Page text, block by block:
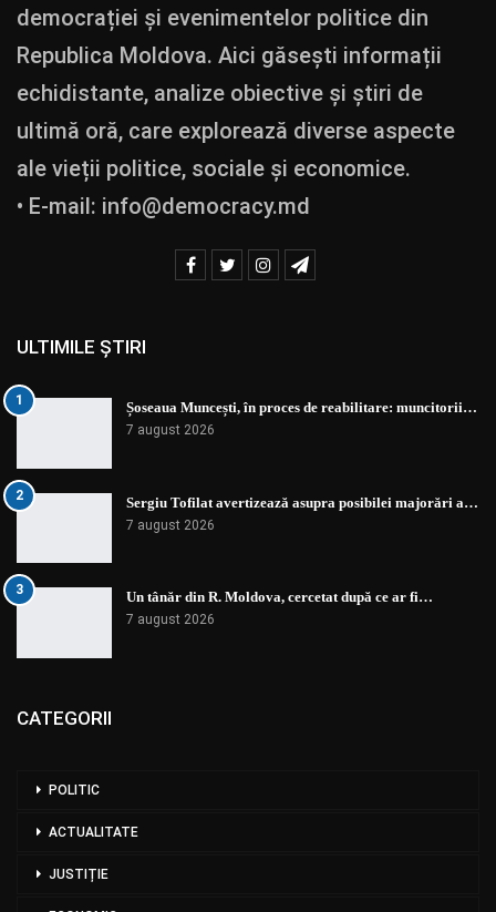
democrației și evenimentelor politice din
Republica Moldova. Aici găsești informații
echidistante, analize obiective și știri de
ultimă oră, care explorează diverse aspecte
ale vieții politice, sociale și economice.
• E-mail: info@democracy.md
ULTIMILE ȘTIRI
1 Șoseaua Muncești, în proces de reabilitare: muncitorii…
7 august 2026
2 Sergiu Tofilat avertizează asupra posibilei majorări a…
7 august 2026
3 Un tânăr din R. Moldova, cercetat după ce ar fi…
7 august 2026
CATEGORII
POLITIC
ACTUALITATE
JUSTIȚIE